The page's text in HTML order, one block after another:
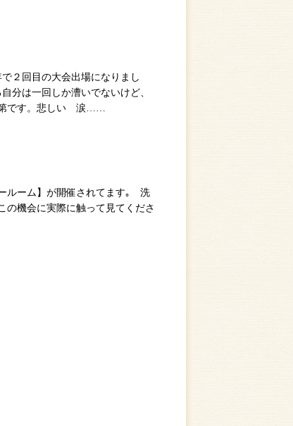
２回目の大会出場になりまし
分は一回しか漕いでないけど、
第です。悲しい 涙……
ルーム】が開催されてます｡ 洗
の機会に実際に触って見てくださ